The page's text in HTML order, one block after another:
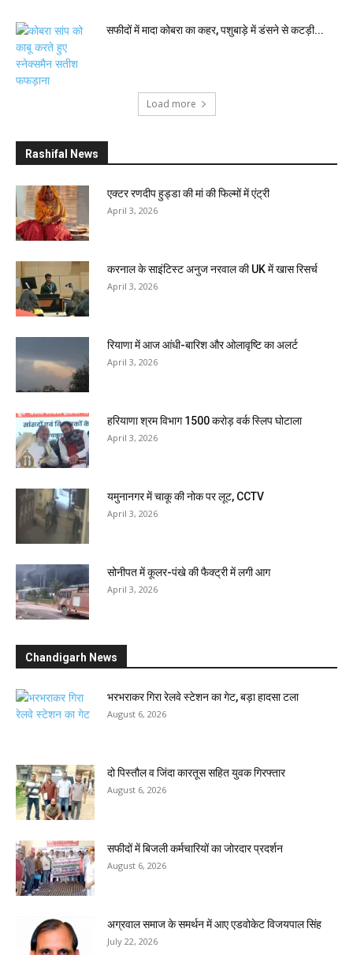
सफीदों में मादा कोबरा का कहर, पशुबाड़े में डंसने से कटड़ी...
Load more
Rashifal News
एक्टर रणदीप हुड्डा की मां की फिल्मों में एंट्री
April 3, 2026
करनाल के साइंटिस्ट अनुज नरवाल की UK में खास रिसर्च
April 3, 2026
रियाणा में आज आंधी-बारिश और ओलावृष्टि का अलर्ट
April 3, 2026
हरियाणा श्रम विभाग 1500 करोड़ वर्क स्लिप घोटाला
April 3, 2026
यमुनानगर में चाकू की नोक पर लूट, CCTV
April 3, 2026
सोनीपत में कूलर-पंखे की फैक्ट्री में लगी आग
April 3, 2026
Chandigarh News
भरभराकर गिरा रेलवे स्टेशन का गेट, बड़ा हादसा टला
August 6, 2026
दो पिस्तौल व जिंदा कारतूस सहित युवक गिरफ्तार
August 6, 2026
सफीदों में बिजली कर्मचारियों का जोरदार प्रदर्शन
August 6, 2026
अग्रवाल समाज के समर्थन में आए एडवोकेट विजयपाल सिंह
July 22, 2026